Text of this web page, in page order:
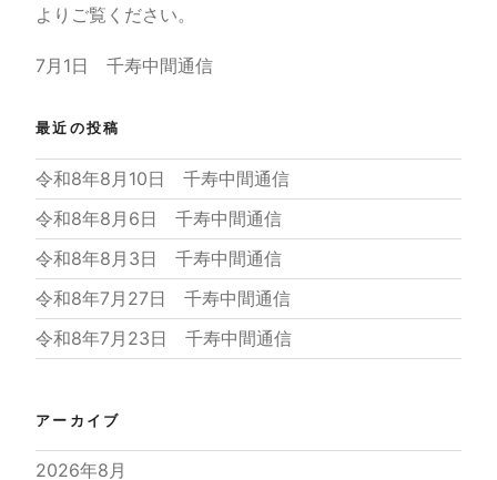
よりご覧ください。
7月1日 千寿中間通信
最近の投稿
令和8年8月10日 千寿中間通信
令和8年8月6日 千寿中間通信
令和8年8月3日 千寿中間通信
令和8年7月27日 千寿中間通信
令和8年7月23日 千寿中間通信
アーカイブ
2026年8月